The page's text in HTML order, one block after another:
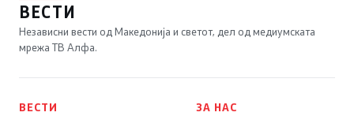
ВЕСТИ
Независни вести од Македонија и светот, дел од медиумската
мрежа ТВ Алфа.
ВЕСТИ
ЗА НАС